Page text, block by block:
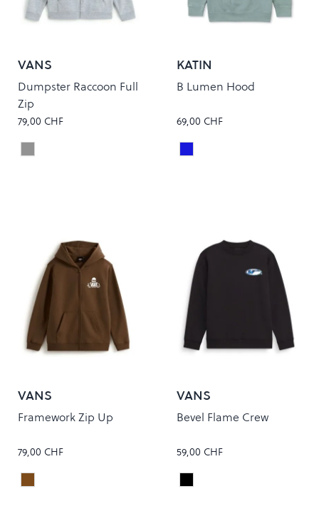
VANS
Dumpster Raccoon Full
Zip
79,00 CHF
Colour
Cement Heather
KATIN
B Lumen Hood
69,00 CHF
Colour
Aloe
VANS
Framework Zip Up
79,00 CHF
Colour
VINTAGE COCOA
VANS
Bevel Flame Crew
59,00 CHF
Colour
Black